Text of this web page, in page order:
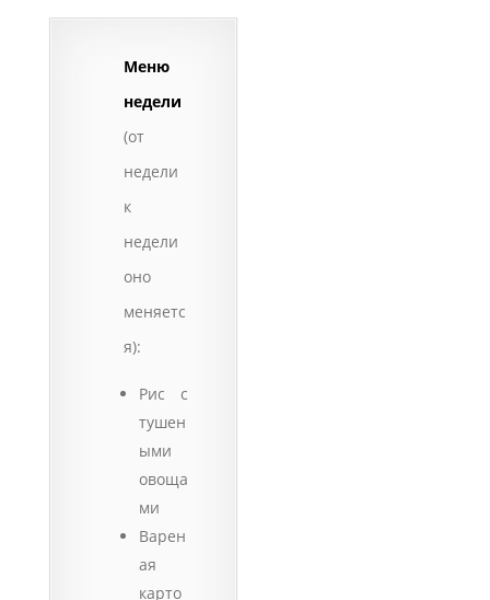
Меню
недели
(от
недели
к
недели
оно
меняетс
я):
Рис с
тушен
ыми
овоща
ми
Варен
ая
карто